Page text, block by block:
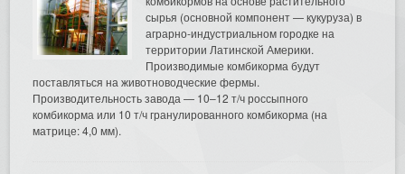
сырья (основной компонент — кукуруза) в
аграрно-индустриальном городке на
территории Латинской Америки.
Производимые комбикорма будут
поставляться на животноводческие фермы.
Производительность завода — 10–12 т/ч россыпного
комбикорма или 10 т/ч гранулированного комбикорма (на
матрице: 4,0 мм).